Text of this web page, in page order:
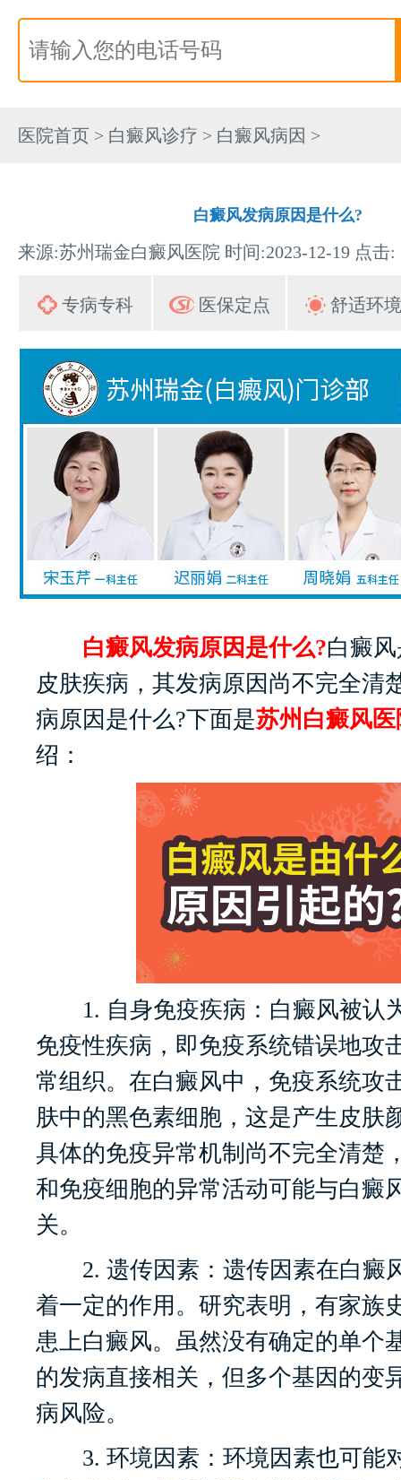
医院首页 > 白癜风诊疗 > 白癜风病因 >
白癜风发病原因是什么?
来源:苏州瑞金白癜风医院 时间:2023-12-19 点击:
专病专科 医保定点 舒适环境
白癜风发病原因是什么?白癜
皮肤疾病，其发病原因尚不完全清
病原因是什么?下面是苏州白癜风医
绍：
1. 自身免疫疾病：白癜风被认
免疫性疾病，即免疫系统错误地攻
常组织。在白癜风中，免疫系统攻
肤中的黑色素细胞，这是产生皮肤
具体的免疫异常机制尚不完全清楚
和免疫细胞的异常活动可能与白癜
关。
2. 遗传因素：遗传因素在白癜
着一定的作用。研究表明，有家族
患上白癜风。虽然没有确定的单个
的发病直接相关，但多个基因的变
病风险。
3. 环境因素：环境因素也可能